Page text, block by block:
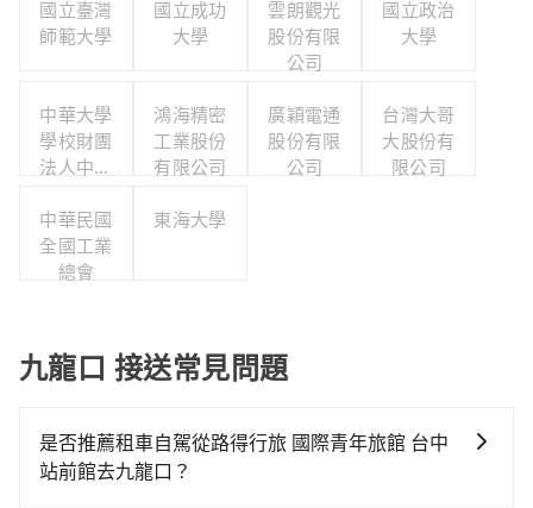
國立臺灣
師範大學
國立成功
大學
雲朗觀光
股份有限
公司
國立政治
大學
中華大學
學校財團
法人中華
鴻海精密
工業股份
有限公司
廣穎電通
股份有限
公司
台灣大哥
大股份有
限公司
中華民國
全國工業
總會
東海大學
九龍口 接送常見問題
是否推薦租車自駕從路得行旅 國際青年旅館 台中
站前館去九龍口？